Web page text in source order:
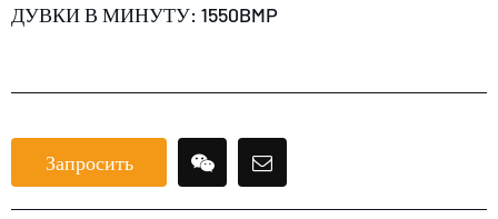
ДУВКИ В МИНУТУ: 1550BMP
Запросить